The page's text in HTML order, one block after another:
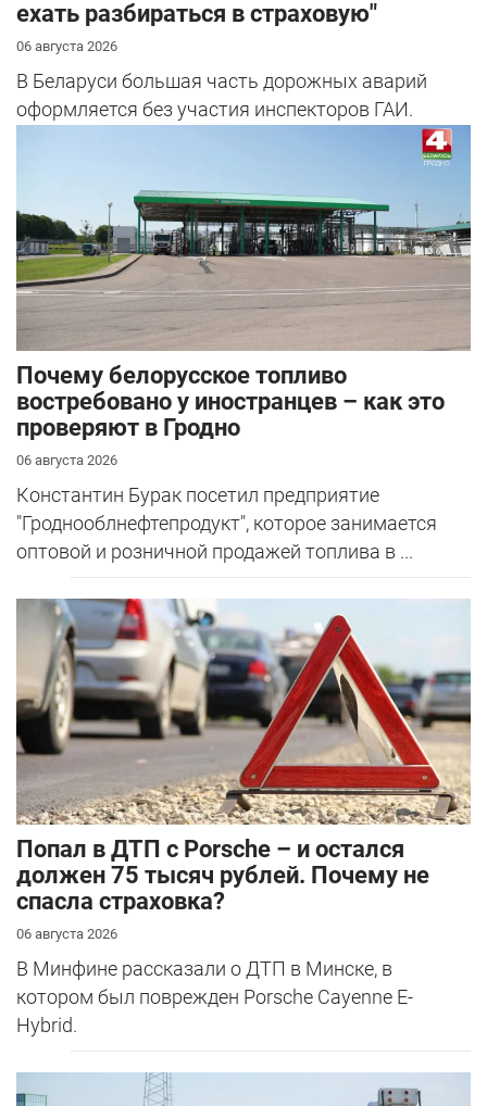
ехать разбираться в страховую"
06 августа 2026
В Беларуси большая часть дорожных аварий
оформляется без участия инспекторов ГАИ.
Почему белорусское топливо
востребовано у иностранцев – как это
проверяют в Гродно
06 августа 2026
Константин Бурак посетил предприятие
"Гроднооблнефтепродукт", которое занимается
оптовой и розничной продажей топлива в ...
​Попал в ДТП с Porsche – и остался
должен 75 тысяч рублей. Почему не
спасла страховка?
06 августа 2026
В Минфине рассказали о ДТП в Минске, в
котором был поврежден Porsche Cayenne E-
Hybrid.